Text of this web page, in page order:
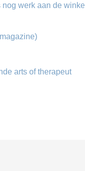
werk aan de winkel
arts of therapeut